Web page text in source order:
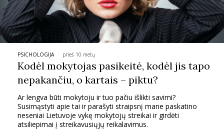
VIRTUVĖ
RECEPTAI
VAIKAI
NELAIMĖS
KONTAKTAI
PSICHOLOGIJA prieš 10 metų
Kodėl mokytojas pasikeitė, kodėl jis tapo
nepakančiu, o kartais – piktu?
Ar lengva būti mokytoju ir tuo pačiu išlikti savimi?
Susimąstyti apie tai ir parašyti straipsnį mane paskatino
neseniai Lietuvoje vykę mokytojų streikai ir girdėti
atsiliepimai į streikavusiųjų reikalavimus.